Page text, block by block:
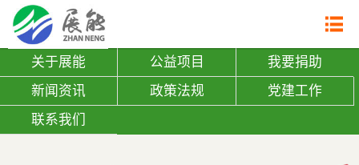
关于展能
| 展能简介
| 组织架构

关于展能 公益项目
我要捐助
新闻资讯
政策法规
党建工作
联系我们